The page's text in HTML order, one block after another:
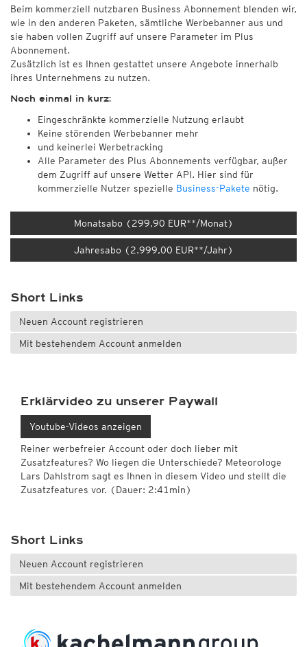
Beim kommerziell nutzbaren Business Abonnement blenden wir,
wie in den anderen Paketen, sämtliche Werbebanner aus und
sie haben vollen Zugriff auf unsere Parameter im Plus
Abonnement.
Zusätzlich ist es Ihnen gestattet unsere Angebote innerhalb
ihres Unternehmens zu nutzen.
Noch einmal in kurz:
Eingeschränkte kommerzielle Nutzung erlaubt
Keine störenden Werbebanner mehr
und keinerlei Werbetracking
Alle Parameter des Plus Abonnements verfügbar, außer
dem Zugriff auf unsere Wetter API. Hier sind für
kommerzielle Nutzer spezielle Business-Pakete nötig.
Monatsabo (299,90 EUR**/Monat)
Jahresabo (2.999,00 EUR**/Jahr)
Short Links
Neuen Account registrieren
Mit bestehendem Account anmelden
Erklärvideo zu unserer Paywall
Youtube-Videos anzeigen
Reiner werbefreier Account oder doch lieber mit
Zusatzfeatures? Wo liegen die Unterschiede? Meteorologe
Lars Dahlstrom sagt es Ihnen in diesem Video und stellt die
Zusatzfeatures vor. (Dauer: 2:41min)
Short Links
Neuen Account registrieren
Mit bestehendem Account anmelden